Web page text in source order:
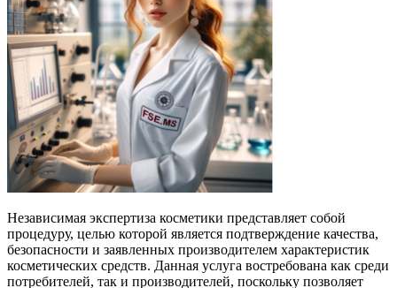
Независимая экспертиза косметики представляет собой
процедуру, целью которой является подтверждение качества,
безопасности и заявленных производителем характеристик
косметических средств. Данная услуга востребована как среди
потребителей, так и производителей, поскольку позволяет